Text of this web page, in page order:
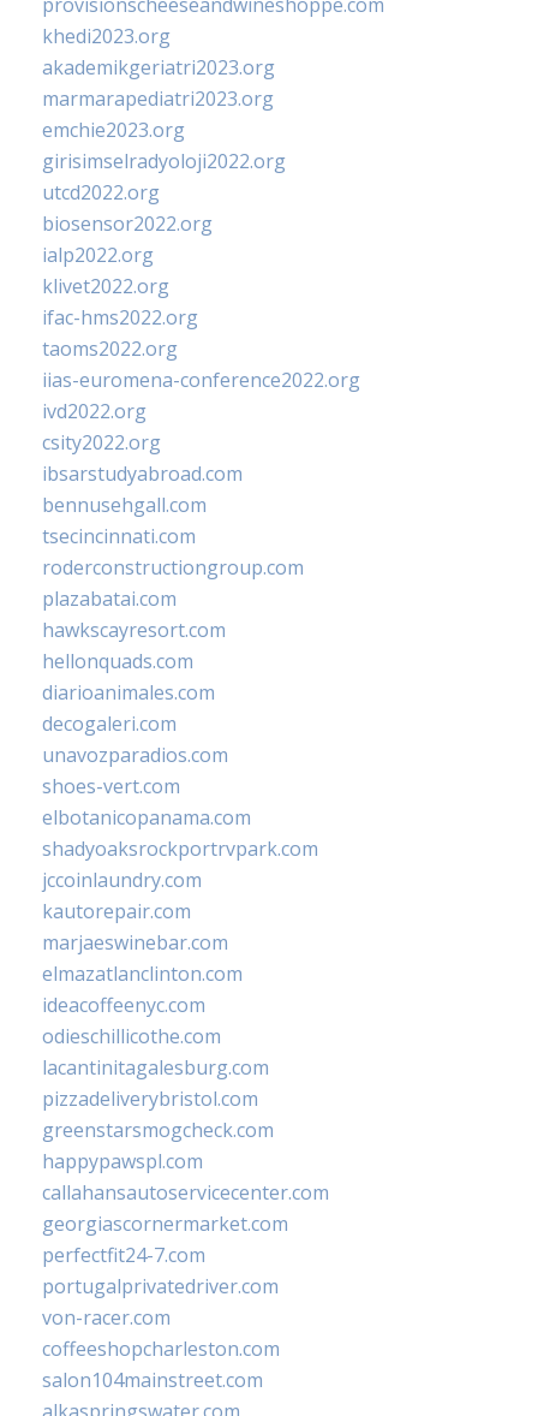
khedi2023.org
akademikgeriatri2023.org
marmarapediatri2023.org
emchie2023.org
girisimselradyoloji2022.org
utcd2022.org
biosensor2022.org
ialp2022.org
klivet2022.org
ifac-hms2022.org
taoms2022.org
iias-euromena-conference2022.org
ivd2022.org
csity2022.org
ibsarstudyabroad.com
bennusehgall.com
tsecincinnati.com
roderconstructiongroup.com
plazabatai.com
hawkscayresort.com
hellonquads.com
diarioanimales.com
decogaleri.com
unavozparadios.com
shoes-vert.com
elbotanicopanama.com
shadyoaksrockportrvpark.com
jccoinlaundry.com
kautorepair.com
marjaeswinebar.com
elmazatlanclinton.com
ideacoffeenyc.com
odieschillicothe.com
lacantinitagalesburg.com
pizzadeliverybristol.com
greenstarsmogcheck.com
happypawspl.com
callahansautoservicecenter.com
georgiascornermarket.com
perfectfit24-7.com
portugalprivatedriver.com
von-racer.com
coffeeshopcharleston.com
salon104mainstreet.com